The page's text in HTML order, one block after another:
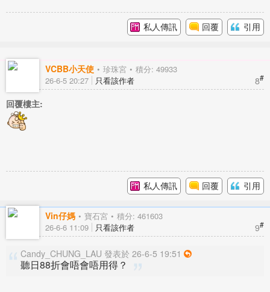
私人傳訊 回覆 引用
VCBB小天使 珍珠宮 積分: 49933
8#
26-6-5 20:27 只看該作者
回覆樓主:
私人傳訊 回覆 引用
Vin仔媽 寶石宮 積分: 461603
9#
26-6-6 11:09 只看該作者
Candy_CHUNG_LAU 發表於 26-6-5 19:51
聽日88折會唔會唔用得？